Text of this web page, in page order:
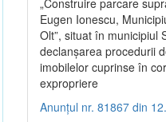
„Construire parcare
Eugen Ionescu,
Olt”, situat în municipiul
declanșarea procedurii
imobilelor cuprinse în
expropriere
Anunțul nr. 81867 din